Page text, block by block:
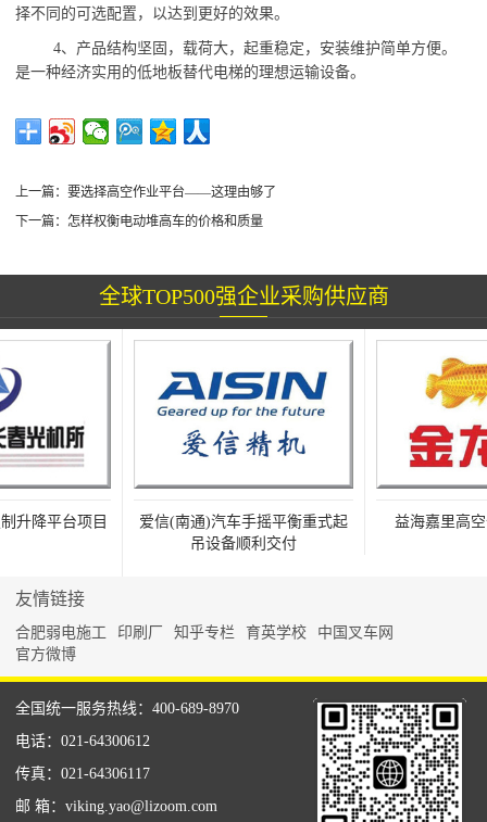
择不同的可选配置，以达到更好的效果。
4、 产品结构坚固，载荷大，起重稳定，安装维护简单方便。
是一种经济实用的低地板替代电梯的理想运输设备。
上一篇：要选择高空作业平台——这理由够了
下一篇： 怎样权衡电动堆高车的价格和质量
全球TOP500强企业采购供应商
降平台项目
爱信(南通)汽车手摇平衡重式起
吊设备顺利交付
益海嘉里高空
友情链接
合肥弱电施工 印刷厂 知乎专栏 育英学校
中国叉车网
官方微博
全国统一服务热线：400-689-8970
电话：021-64300612
传真：021-64306117
邮 箱：viking.yao@lizoom.com